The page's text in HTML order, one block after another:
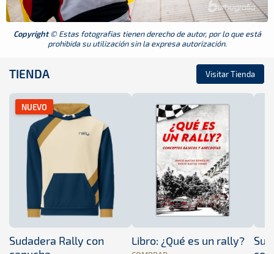
Copyright© Estas fotografias tienen derecho de autor, por lo que está
prohibida su utilización sin la expresa autorización.
TIENDA Visitar Tienda
NUEVO
Sudadera Rally con
Libro: ¿Qué es un rally?